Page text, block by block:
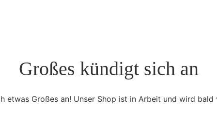
Großes kündigt sich an
etwas Großes an! Unser Shop ist in Arbeit und wird